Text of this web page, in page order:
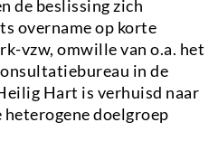
de beslissing zich
overname op korte
vzw, omwille van o.a. het
in de
Hart is verhuisd naar
doelgroep